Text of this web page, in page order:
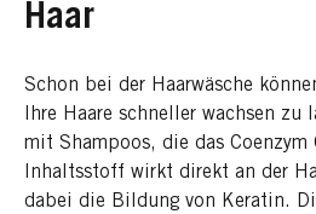
Haar
Schon bei der Haarwäsche
Ihre Haare schneller wachsen zu
mit Shampoos, die das
Inhaltsstoff wirkt direkt an der
dabei die Bildung von Keratin.